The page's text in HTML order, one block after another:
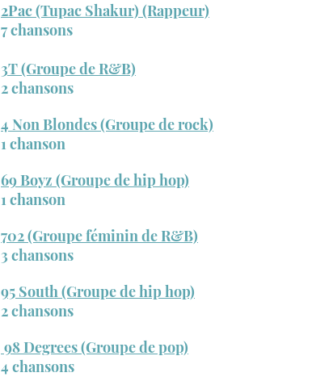
2Pac (Tupac Shakur) (Rappeur)
7 chansons
3T (Groupe de R&B)
2 chansons
4 Non Blondes (Groupe de rock)
1 chanson
69 Boyz (Groupe de hip hop)
1 chanson
702 (Groupe féminin de R&B)
3 chansons
95 South (Groupe de hip hop)
2 chansons
98 Degrees (Groupe de pop)
4 chansons